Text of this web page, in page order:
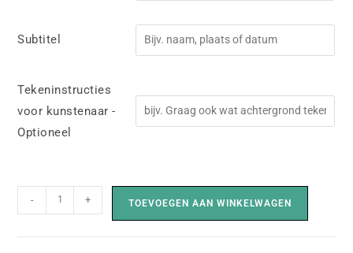
Subtitel
Tekeninstructies
voor kunstenaar -
Optioneel
- + TOEVOEGEN AAN WINKELWAGEN